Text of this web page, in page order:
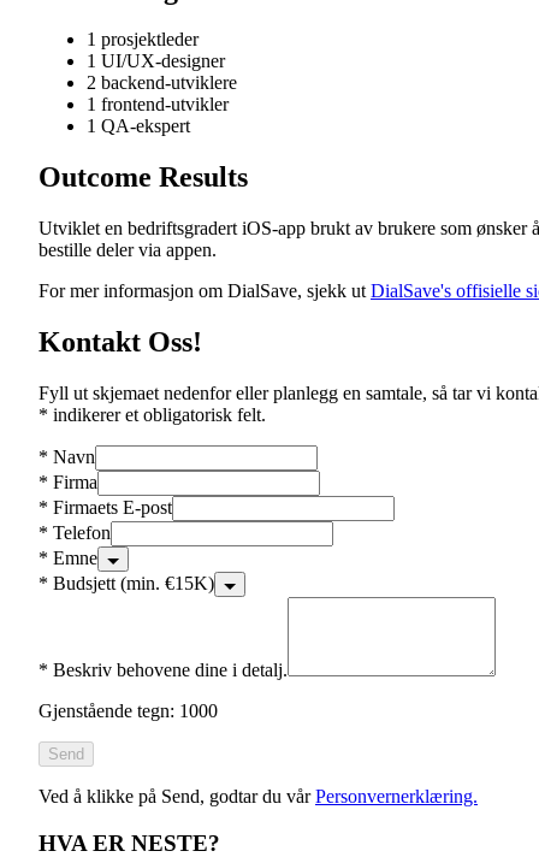
1 prosjektleder
1 UI/UX-designer
2 backend-utviklere
1 frontend-utvikler
1 QA-ekspert
Outcome Results
Utviklet en bedriftsgradert iOS-app brukt av brukere som ønsker å
bestille deler via appen.
For mer informasjon om DialSave, sjekk ut DialSave's offisielle
Kontakt Oss!
Fyll ut skjemaet nedenfor eller planlegg en samtale, så tar vi
* indikerer et obligatorisk felt.
* Navn
* Firma
* Firmaets E-post
* Telefon
* Emne
* Budsjett (min. €15K)
* Beskriv behovene dine i detalj.
Gjenstående tegn: 1000
Send
Ved å klikke på Send, godtar du vårPersonvernerklæring.
HVA ER NESTE?